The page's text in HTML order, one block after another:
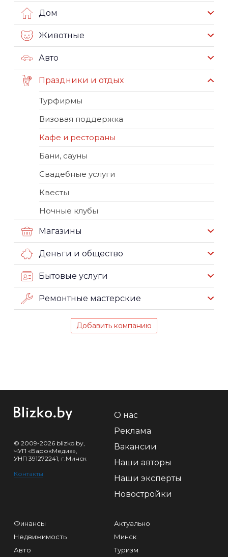
Дом
Животные
Авто
Праздники и отдых
Турфирмы
Визовая поддержка
Кафе и рестораны
Бани, сауны
Свадебные услуги
Квесты
Ночные клубы
Магазины
Деньги и общество
Бытовые услуги
Ремонтные мастерские
Добавить компанию
© 2009-2026 blizko.by,
ЧУП «БарокМедиа»,
УНП 391272241, г.Минск
Контакты
О нас
Реклама
Вакансии
Наши авторы
Наши эксперты
Новостройки
Финансы
Недвижимость
Авто
Актуально
Минск
Туризм